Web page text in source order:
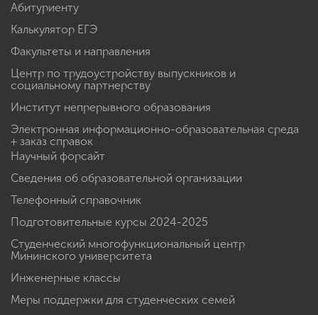
Абитуриенту
Калькулятор ЕГЭ
Факультеты и направления
Центр по трудоустройству выпускников и
социальному партнерству
Институт непрерывного образования
Электронная информационно-образовательная среда
+ заказ справок
Научный форсайт
Сведения об образовательной организации
Телефонный справочник
Подготовительные курсы 2024-2025
Студенческий многофункциональный центр
Мининского университета
Инженерные классы
Меры поддержки для студенческих семей